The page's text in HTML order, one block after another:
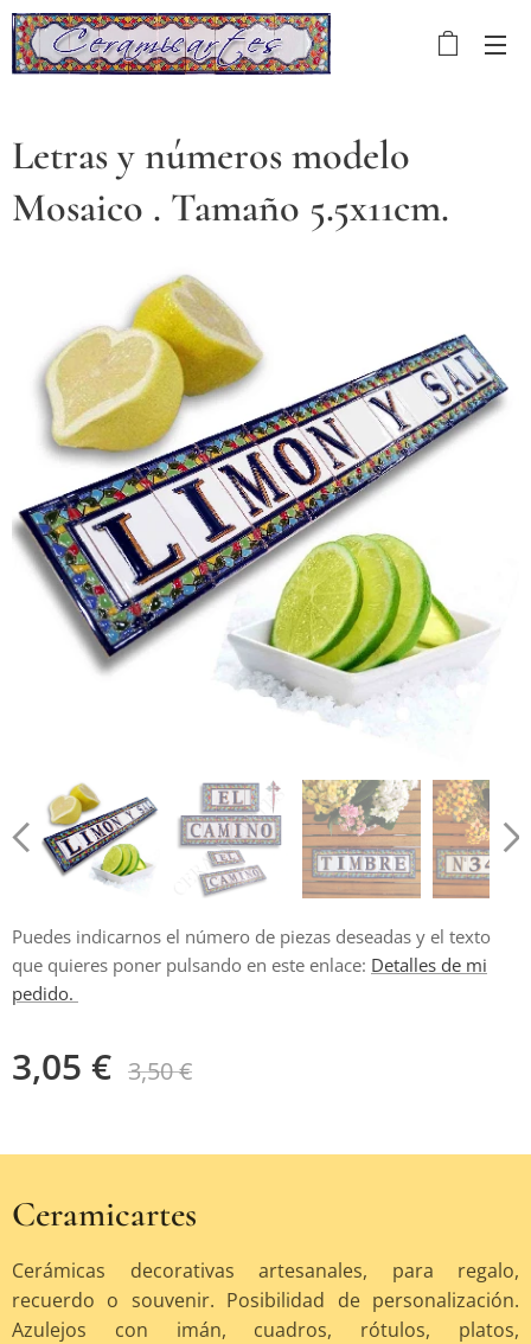
Letras y números modelo
Mosaico . Tamaño 5.5x11cm.
Puedes indicarnos el número de piezas deseadas y el texto
que quieres poner pulsando en este enlace: Detalles de mi
pedido.
3,05 € 3,50€
Ceramicartes
Cerámicas decorativas artesanales, para regalo,
recuerdo o souvenir. Posibilidad de personalización.
Azulejos con imán, cuadros, rótulos, platos,